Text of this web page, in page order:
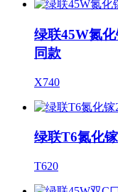
绿联45W氮
同款
X740
绿联T6氮化
T620